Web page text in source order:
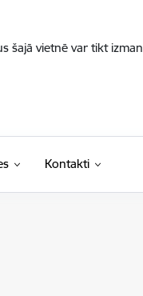
šajā vietnē var tikt
Kontakti